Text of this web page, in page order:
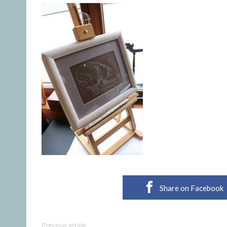
Share on Facebook
Previous article